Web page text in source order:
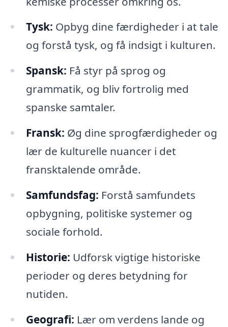
Tysk: Opbyg dine færdigheder i at tale
og forstå tysk, og få indsigt i kulturen.
Spansk: Få styr på sprog og
grammatik, og bliv fortrolig med
spanske samtaler.
Fransk: Øg dine sprogfærdigheder og
lær de kulturelle nuancer i det
fransktalende område.
Samfundsfag: Forstå samfundets
opbygning, politiske systemer og
sociale forhold.
Historie: Udforsk vigtige historiske
perioder og deres betydning for
nutiden.
Geografi: Lær om verdens lande og